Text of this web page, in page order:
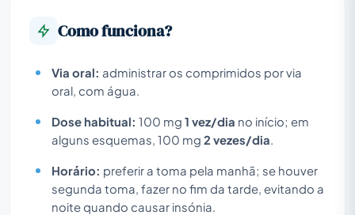
Como funciona?
Via oral: administrar os comprimidos por via
oral, com água.
Dose habitual: 100 mg 1 vez/dia no início; em
alguns esquemas, 100 mg 2 vezes/dia
Horário: preferir a toma pela manhã; se houver
segunda toma, fazer no fim da tarde, evitando a
noite quando causar insónia.